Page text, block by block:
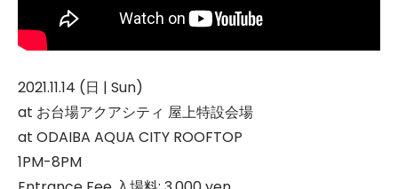
2021.11.14 (日 | Sun)
at お台場アクアシティ 屋上特設会場
at ODAIBA AQUA CITY ROOFTOP
1PM-8PM